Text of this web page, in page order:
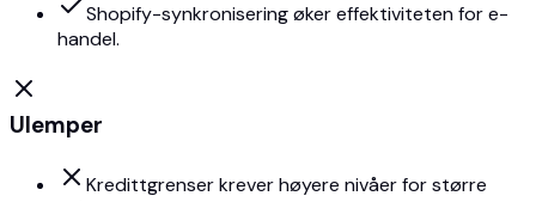
Shopify-synkronisering øker effektiviteten for e-
handel.
Ulemper
Kredittgrenser krever høyere nivåer for større